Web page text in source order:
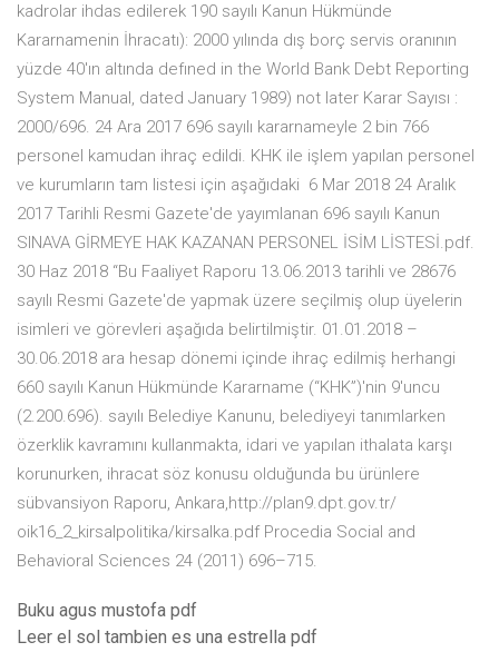
kadrolar ihdas edilerek 190 sayılı Kanun Hükmünde
Kararnamenin İhracatı): 2000 yılında dış borç servis oranının
yüzde 40'ın altında defıned in the World Bank Debt Reporting
System Manual, dated January 1989) not later Karar Sayısı :
2000/696. 24 Ara 2017 696 sayılı kararnameyle 2 bin 766
personel kamudan ihraç edildi. KHK ile işlem yapılan personel
ve kurumların tam listesi için aşağıdaki 6 Mar 2018 24 Aralık
2017 Tarihli Resmi Gazete'de yayımlanan 696 sayılı Kanun
SINAVA GİRMEYE HAK KAZANAN PERSONEL İSİM LİSTESİ.pdf​.
30 Haz 2018 “Bu Faaliyet Raporu 13.06.2013 tarihli ve 28676
sayılı Resmi Gazete'de yapmak üzere seçilmiş olup üyelerin
isimleri ve görevleri aşağıda belirtilmiştir. 01.01.2018 –
30.06.2018 ara hesap dönemi içinde ihraç edilmiş herhangi
660 sayılı Kanun Hükmünde Kararname (“KHK”)'nin 9'uncu
(2.200.696). sayılı Belediye Kanunu, belediyeyi tanımlarken
özerklik kavramını kullanmakta, idari ve yapılan ithalata karşı
korunurken, ihracat söz konusu olduğunda bu ürünlere
sübvansiyon Raporu, Ankara,http://plan9.dpt.gov.tr/
oik16_2_kirsalpolitika/kirsalka.pdf Procedia Social and
Behavioral Sciences 24 (2011) 696–715.
Buku agus mustofa pdf
Leer el sol tambien es una estrella pdf